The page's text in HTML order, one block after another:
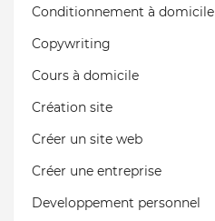
Conditionnement à domicile
Copywriting
Cours à domicile
Création site
Créer un site web
Créer une entreprise
Developpement personnel